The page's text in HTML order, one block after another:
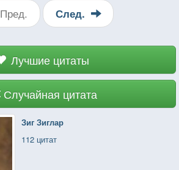
Пред. След.
Лучшие цитаты
Случайная цитата
Зиг Зиглар
112 цитат